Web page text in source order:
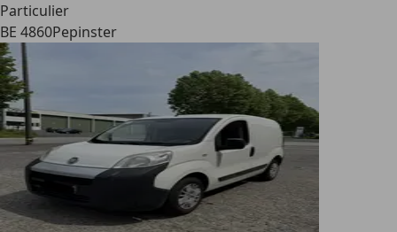
Particulier
BE 4860Pepinster